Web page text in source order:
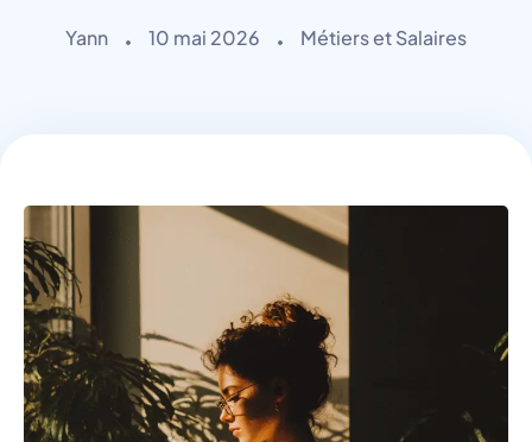
Yann 10 mai 2026 Métiers et Salaires